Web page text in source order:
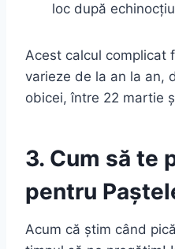
loc după
Acest calcul complicat
varieze de la an la an,
obicei, între 22 martie
3. Cum să te
pentru
Acum că știm când